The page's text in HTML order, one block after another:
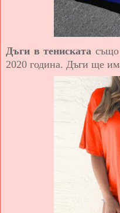
Дъги в тениската също
2020 година. Дъги ще